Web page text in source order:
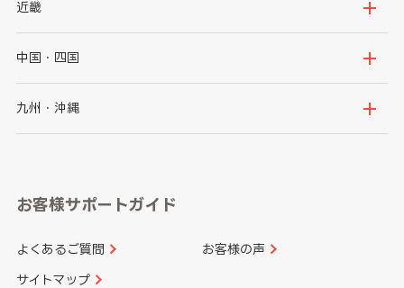
群馬県
千葉県
神奈川県
新潟県
石川県
山梨県
愛知県
近畿
大阪府
京都府
和歌山県
中国・四国
鳥取県
山口県
香川県 愛媛県
九州・沖縄
長崎県
大分県 宮崎県
お客様サポートガイド
よくあるご質問 お客様の声
サイトマップ